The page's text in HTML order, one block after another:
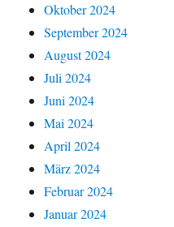
Oktober 2024
September 2024
August 2024
Juli 2024
Juni 2024
Mai 2024
April 2024
März 2024
Februar 2024
Januar 2024